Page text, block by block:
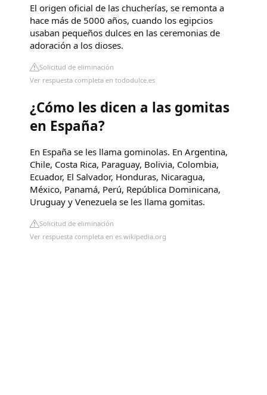
El origen oficial de las chucherías, se remonta a
hace más de 5000 años, cuando los egipcios
usaban pequeños dulces en las ceremonias de
adoración a los dioses.
Solicitud de eliminación
Ver respuesta completa en tododulce.es
¿Cómo les dicen a las gomitas
en España?
En España se les llama gominolas. En Argentina,
Chile, Costa Rica, Paraguay, Bolivia, Colombia,
Ecuador, El Salvador, Honduras, Nicaragua,
México, Panamá, Perú, República Dominicana,
Uruguay y Venezuela se les llama gomitas.
Solicitud de eliminación
Ver respuesta completa en es.wikipedia.org